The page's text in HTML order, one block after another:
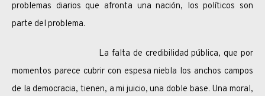
problemas diarios que afronta una nación, los políticos son
parte del problema.
La falta de credibilidad pública, que por
momentos parece cubrir con espesa niebla los anchos campos
de la democracia, tienen, a mi juicio, una doble base. Una moral,